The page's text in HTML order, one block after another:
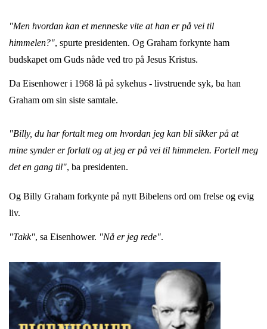
"Men hvordan kan et menneske vite at han er på vei til
himmelen?", spurte presidenten. Og Graham forkynte ham
budskapet om Guds nåde ved tro på Jesus Kristus.
Da Eisenhower i 1968 lå på sykehus - livstruende syk, ba han
Graham om sin siste samtale.
"Billy, du har fortalt meg om hvordan jeg kan bli sikker på at
mine synder er forlatt og at jeg er på vei til himmelen. Fortell meg
det en gang til", ba presidenten.
Og Billy Graham forkynte på nytt Bibelens ord om frelse og evig
liv.
"Takk", sa Eisenhower. "Nå er jeg rede".